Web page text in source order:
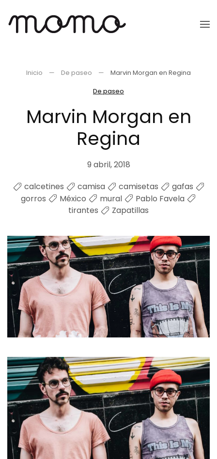
Ir
Inicio De paseo
Marvin Morgan en Regina
De paseo
Marvin Morgan en
Regina
9 abril, 2018
calcetines
camisa camisetas
gafas
gorros
México mural
Pablo Favela
tirantes
Zapatillas